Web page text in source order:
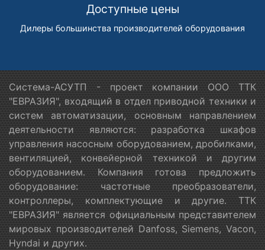
Доступные цены
Дилеры большинства производителей оборудования
Система-АСУТП - проект компании ООО ТТК
"ЕВРАЗИЯ", входящий в отдел приводной техники и
систем автоматизации, основным направлением
деятельности являются: разработка шкафов
управления насосным оборудованием, дробилками,
вентиляцией, конвейерной техникой и другим
оборудованием. Компания готова предложить
оборудование: частотные преобразователи,
контроллеры, комплектующие и другие. ТТК
"ЕВРАЗИЯ" является официальным представителем
мировых производителей Danfoss, Siemens, Vacon,
Hyndai и других.